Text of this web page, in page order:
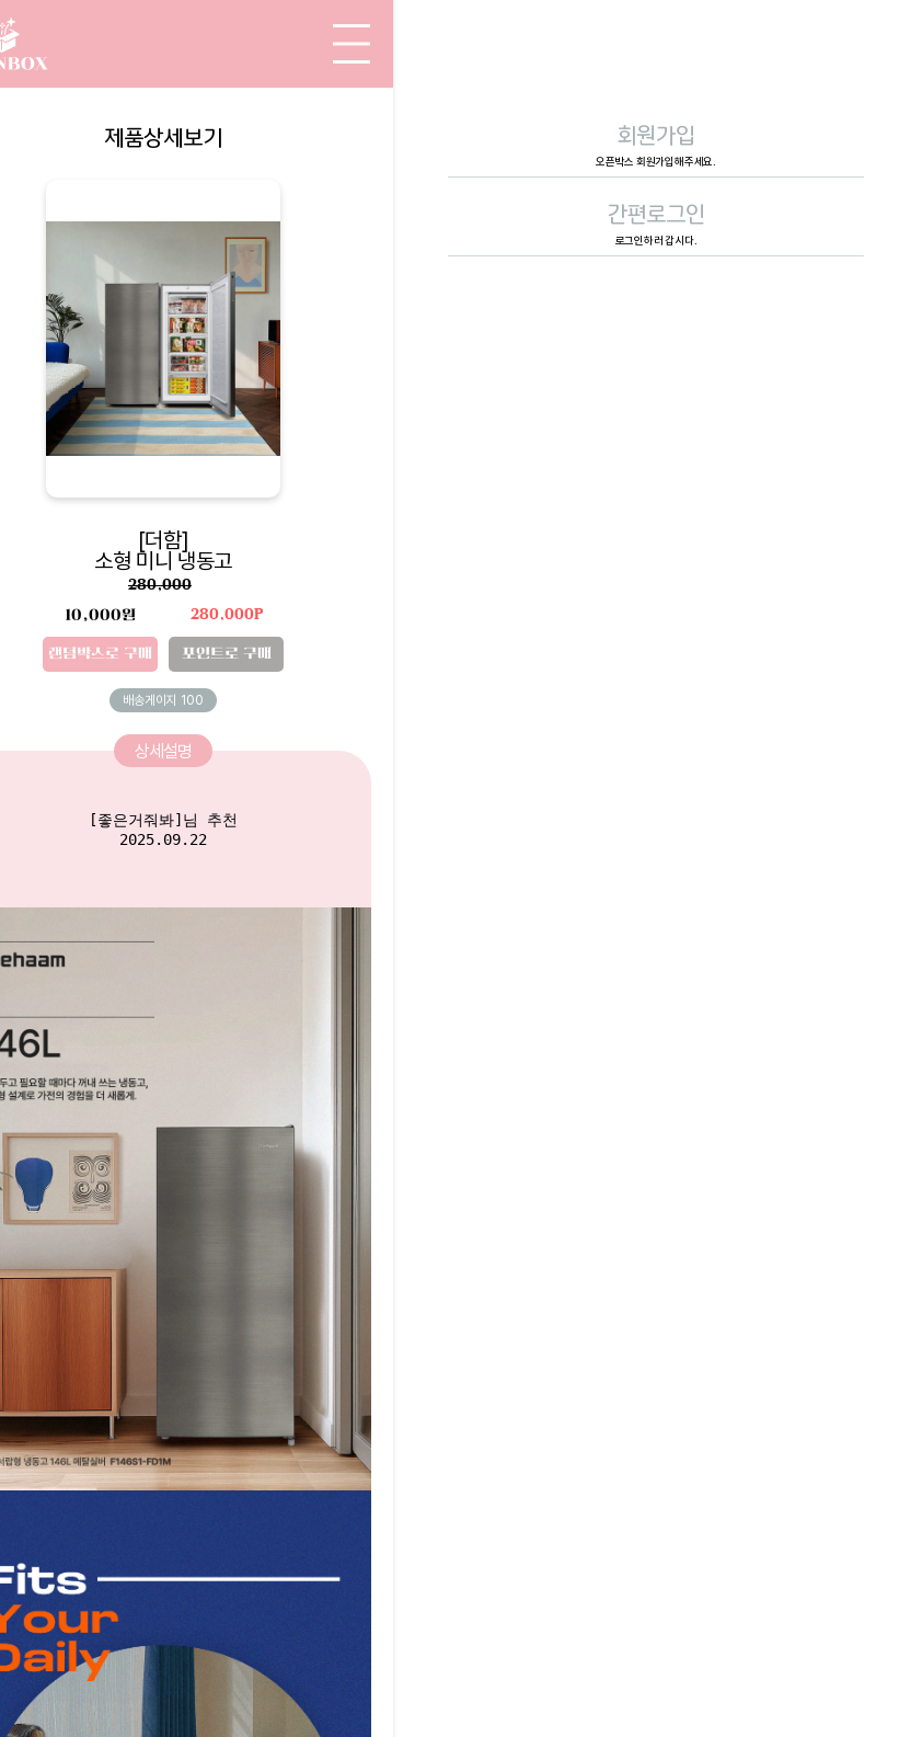
회원가입
오픈박스 회원가입해주세요.
간편로그인
로그인하러 갑시다.
제품상세보기
[더함]
소형 미니 냉동고
280,000
10,000원
랜덤박스로 구매
280,000P
포인트로 구매
배송게이지 100
상세설명
[좋은거줘봐]님 추천
2025.09.22